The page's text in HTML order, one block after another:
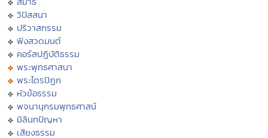
วิปัสสนา
ปริวาสกรรม
ฟังสวดมนต์
คอร์สปฏิบัติธรรม
พระพุทธศาสนา
พระไตรปิฏก
หัวข้อธรรม
พจนานุกรมพุทธศาสน์
มิลินทปัญหา
เสียงธรรม